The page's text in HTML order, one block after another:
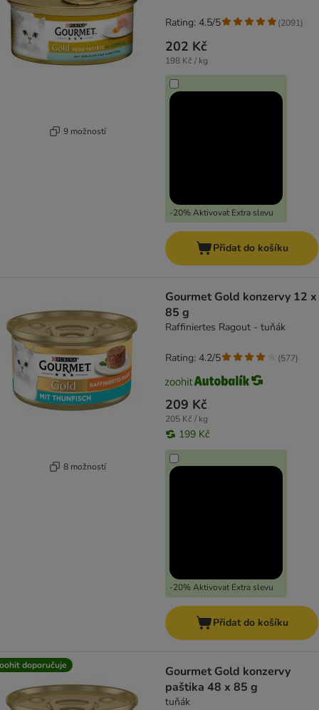
9 možností
202 Kč
198 Kč / kg
-20% Aktivovat Extra slevu
Rating: 4.5/5 (2091)
Přidat do košíku
8 možností
Gourmet Gold konzervy 12 x
85 g
Raffiniertes Ragout - tuňák
209 Kč
205 Kč / kg
199 Kč
-20% Aktivovat Extra slevu
Rating: 4.2/5 (577)
Přidat do košíku
doporučuje
Gourmet Gold konzervy
paštika 48 x 85 g
tuňák